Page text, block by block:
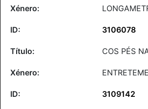
3106078
COS PÉS
3109142